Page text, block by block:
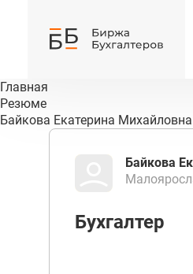
Главная
Резюме
Байкова Екатерина Михайловна
Байкова
Бухгалтер